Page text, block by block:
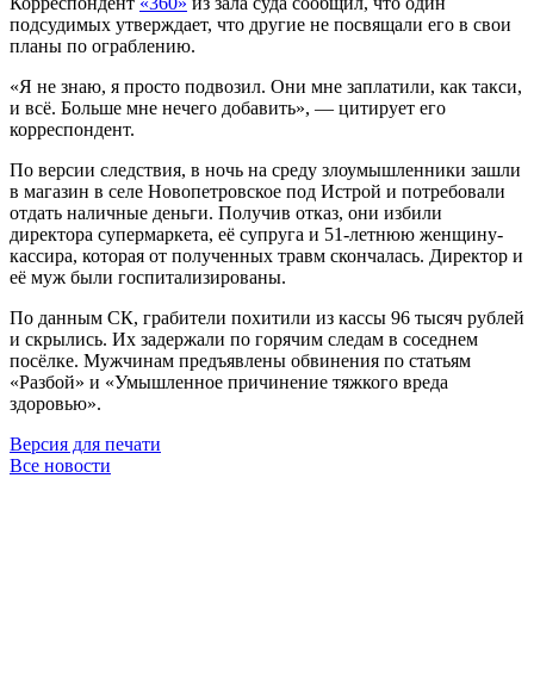
подсудимых утверждает, что другие не посвящали его в свои
планы по ограблению.
«Я не знаю, я просто подвозил. Они мне заплатили, как такси,
и всё. Больше мне нечего добавить», — цитирует его
корреспондент.
По версии следствия, в ночь на среду злоумышленники зашли
в магазин в селе Новопетровское под Истрой и потребовали
отдать наличные деньги. Получив отказ, они избили
директора супермаркета, её супруга и 51-летнюю женщину-
кассира, которая от полученных травм скончалась. Директор и
её муж были госпитализированы.
По данным СК, грабители похитили из кассы 96 тысяч рублей
и скрылись. Их задержали по горячим следам в соседнем
посёлке. Мужчинам предъявлены обвинения по статьям
«Разбой» и «Умышленное причинение тяжкого вреда
здоровью».
Версия для печати
Все новости